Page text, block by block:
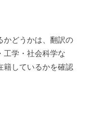
かどうかは、翻訳の
工学・社会科学な
籍しているかを確認